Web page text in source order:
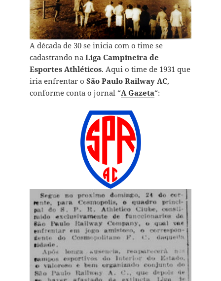
A década de 30 se inicia com o time se
cadastrando na Liga Campineira de
Esportes Athléticos. Aqui o time de 1931 que
iria enfrentar o São Paulo Railway AC,
conforme conta o jornal “A Gazeta“: